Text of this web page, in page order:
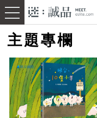
主題專欄